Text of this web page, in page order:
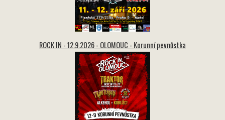
ROCK IN - 12.9.2026 - OLOMOUC - Korunní pevnůstka